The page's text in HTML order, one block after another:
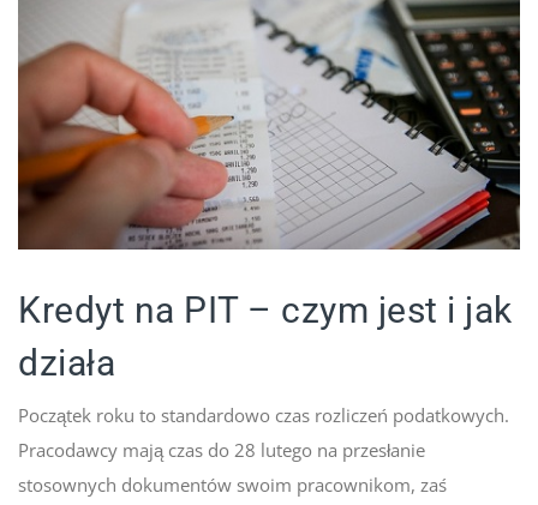
Kredyt na PIT – czym jest i jak
działa
Początek roku to standardowo czas rozliczeń podatkowych.
Pracodawcy mają czas do 28 lutego na przesłanie
stosownych dokumentów swoim pracownikom, zaś